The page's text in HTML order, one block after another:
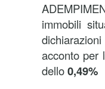
immobili
acconto per
dello0,49%